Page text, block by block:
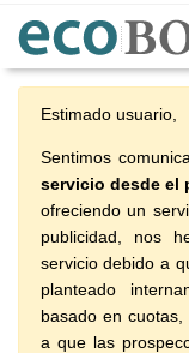
Estimado usuario,
Sentimos
servicio desde el
ofreciendo un
publicidad, nos
servicio debido a
planteado
basado en
a que las